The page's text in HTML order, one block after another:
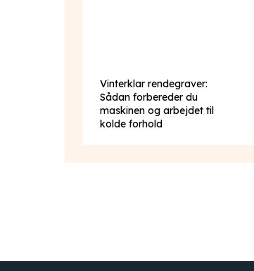
Vinterklar rendegraver:
Sådan forbereder du
maskinen og arbejdet til
kolde forhold